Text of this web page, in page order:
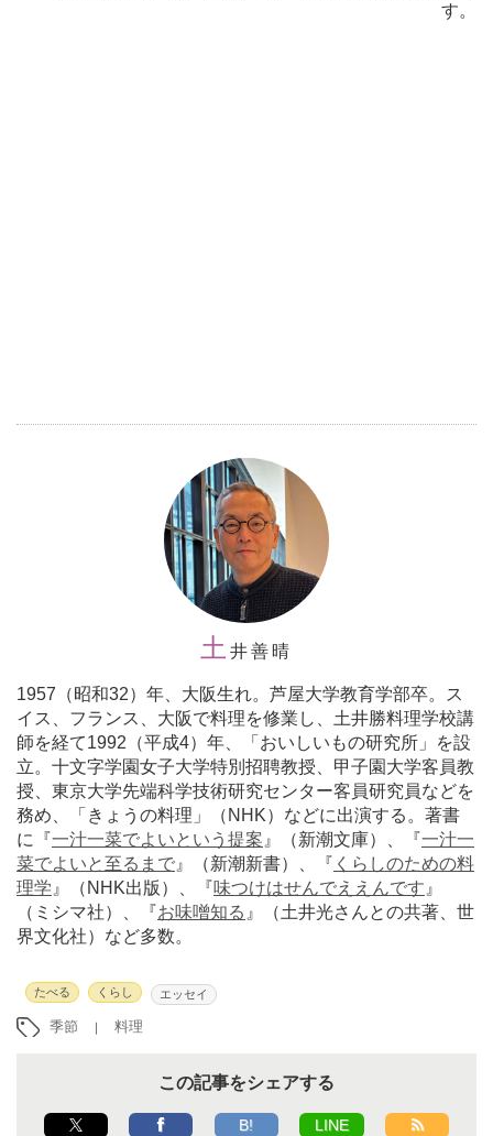
す。
土 井善晴
1957（昭和32）年、大阪生れ。芦屋大学教育学部卒。ス
イス、フランス、大阪で料理を修業し、土井勝料理学校講
師を経て1992（平成4）年、「おいしいもの研究所」を設
立。十文字学園女子大学特別招聘教授、甲子園大学客員教
授、東京大学先端科学技術研究センター客員研究員などを
務め、「きょうの料理」（NHK）などに出演する。著書
に『一汁一菜でよいという提案 』（新潮文庫）、『一汁一
菜でよいと至るまで 』（新潮新書）、『 くらしのための料
理学 』（NHK出版）、『味つけはせんでええんです 』
（ミシマ社）、『お味噌知る 』（土井光さんとの共著、世
界文化社）など多数。
たべる くらし エッセイ
季節 料理
この記事をシェアする
B! LINE